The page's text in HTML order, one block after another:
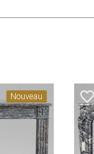
Nouveau